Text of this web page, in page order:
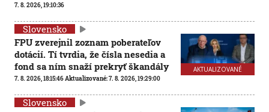
7. 8. 2026, 19:10:36
AKTUALIZOVANÉ
Slovensko
FPU zverejnil zoznam poberateľov
dotácií. Tí tvrdia, že čísla nesedia a
fond sa ním snaží prekryť škandály
7. 8. 2026, 18:15:46Aktualizované:7. 8. 2026, 19:29:00
Slovensko